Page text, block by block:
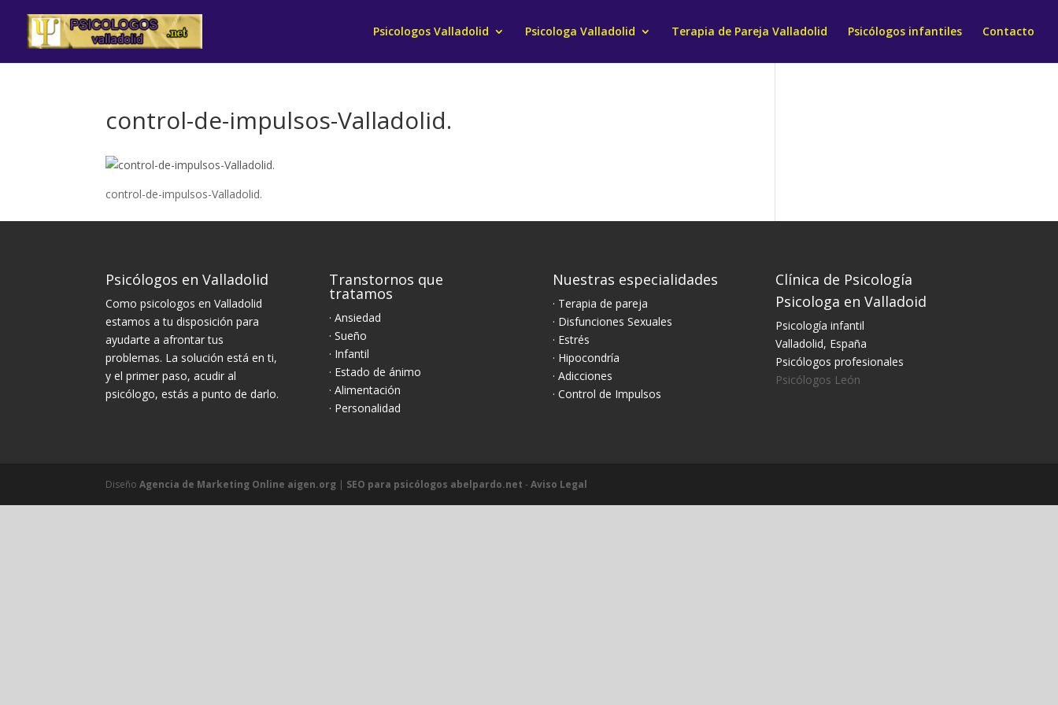
Psicologos Valladolid Psicologa Valladolid Terapia de Pareja Valladolid Psicólogos infantiles Contacto
control-de-impulsos-Valladolid.
control-de-impulsos-Valladolid.
Psicólogos en Valladolid
Como psicologos en Valladolid
estamos a tu disposición para
ayudarte a afrontar tus
problemas. La solución está en ti,
y el primer paso, acudir al
psicólogo, estás a punto de darlo.
Transtornos que
tratamos
· Ansiedad
· Sueño
· Infantil
· Estado de ánimo
· Alimentación
· Personalidad
Nuestras especialidades
· Terapia de pareja
· Disfunciones Sexuales
· Estrés
· Hipocondría
· Adicciones
· Control de Impulsos
Clínica de Psicología
Psicologa en Valladoid
Psicología infantil
Valladolid, España
Psicólogos profesionales
Psicólogos León
DiseñoAgencia de Marketing Online aigen.org | SEO para psicólogos abelpardo.net -Aviso Legal